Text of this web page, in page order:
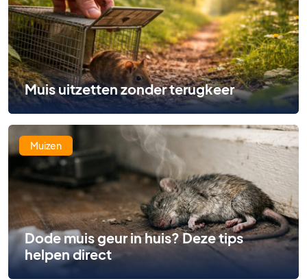
Muis uitzetten zonder terugkeer
Muizen
Dode muis geur in huis? Deze tips
helpen direct